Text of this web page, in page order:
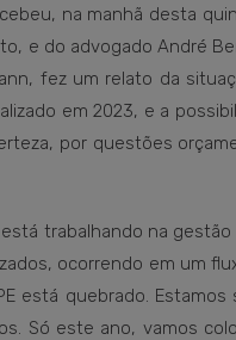
na manhã desta
e do advogado André
fez um relato da
em 2023, e a
por questões
trabalhando na
ocorrendo em um
está quebrado.
Só este ano, vamos